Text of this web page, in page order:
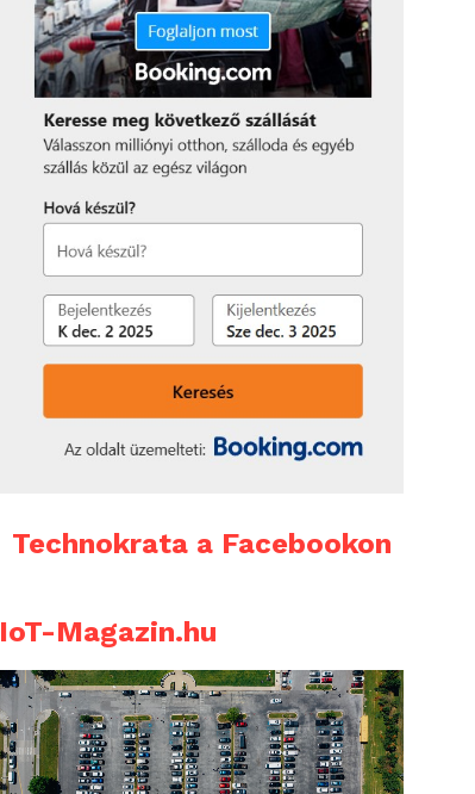
Technokrata a Facebookon
IoT-Magazin.hu